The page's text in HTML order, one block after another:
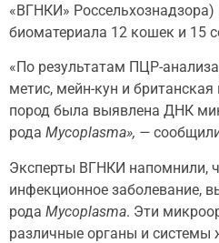
«ВГНКИ» Россельхознадзора)
биоматериала 12 кошек и 15
«По результатам ПЦР-
метис, мейн-кун и
пород была выявлена ДНК
рода Mycoplasma», —
Эксперты ВГНКИ напомнили,
инфекционное заболевание,
рода Mycoplasma. Эти
различные органы и